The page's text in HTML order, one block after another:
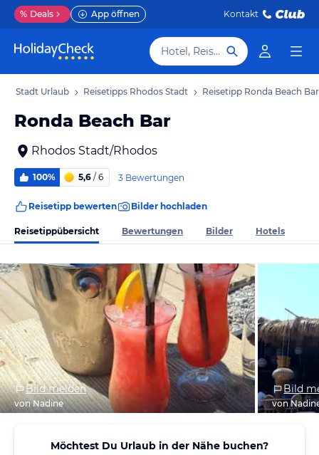
% Deals App öffnen Kontakt
Hotel, Reiseziel
Stadt Urlaub Reisetipps Rhodos Stadt Reisetipp Ronda Beach Bar
Ronda Beach Bar
Rhodos Stadt/Rhodos
100% 5,6 / 6 3 Bewertungen
Reisetipp bewerten Bilder hochladen
Reisetippübersicht Bewertungen Bilder Hotels
Bild melden
von Nadine
Bild
von
Möchtest Du Urlaub in der Nähe buchen?